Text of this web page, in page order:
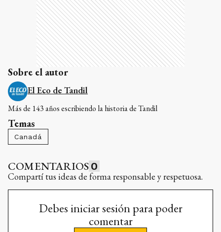
Sobre el autor
El Eco de Tandil
Más de 143 años escribiendo la historia de Tandil
Temas
Canadá
COMENTARIOS 0
Compartí tus ideas de forma responsable y respetuosa.
Debes iniciar sesión para poder
comentar